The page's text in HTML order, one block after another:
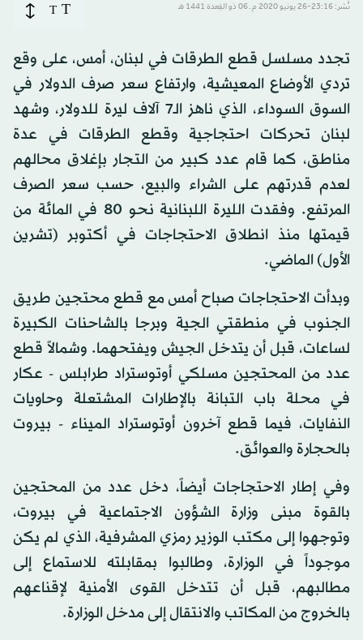
نُشر: 23:16-26 يونيو 2020 م ـ 06 ذو القِعدة 1441 هـ T
T
تجدد مسلسل قطع الطرقات في لبنان، أمس، على وقع
تردي الأوضاع المعيشية، وارتفاع سعر صرف الدولار في
السوق السوداء، الذي ناهز الـ7 آلاف ليرة للدولار، وشهد
لبنان تحركات احتجاجية وقطع الطرقات في عدة
مناطق، كما قام عدد كبير من التجار بإغلاق محالهم
لعدم قدرتهم على الشراء والبيع، حسب سعر الصرف
المرتفع. وفقدت الليرة اللبنانية نحو 80 في المائة من
قيمتها منذ انطلاق الاحتجاجات في أكتوبر (تشرين
الأول) الماضي.
وبدأت الاحتجاجات صباح أمس مع قطع محتجين طريق
الجنوب في منطقتي الجية وبرجا بالشاحنات الكبيرة
لساعات، قبل أن يتدخل الجيش ويفتحهما. وشمالاً قطع
عدد من المحتجين مسلكي أوتوستراد طرابلس - عكار
في محلة باب التبانة بالإطارات المشتعلة وحاويات
النفايات، فيما قطع آخرون أوتوستراد الميناء - بيروت
بالحجارة والعوائق.
وفي إطار الاحتجاجات أيضاً، دخل عدد من المحتجين
بالقوة مبنى وزارة الشؤون الاجتماعية في بيروت،
وتوجهوا إلى مكتب الوزير رمزي المشرفية، الذي لم يكن
موجوداً في الوزارة، وطالبوا بمقابلته للاستماع إلى
مطالبهم، قبل أن تتدخل القوى الأمنية لإقناعهم
بالخروج من المكاتب والانتقال إلى مدخل الوزارة.